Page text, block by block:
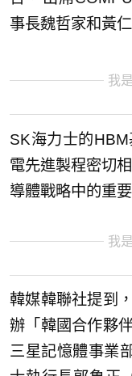
事長魏哲家和黃
我
SK海力士的
電先進製程密切
導體戰略中的重
我
韓媒韓聯社提到
辦「韓國合作夥
三星記憶體事業